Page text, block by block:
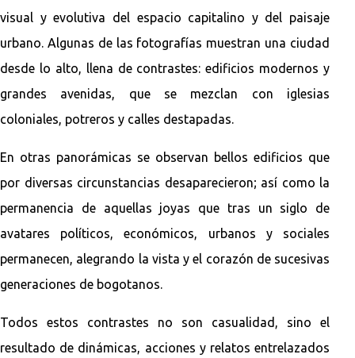
visual y evolutiva del espacio capitalino y del paisaje
urbano. Algunas de las fotografías muestran una ciudad
desde lo alto, llena de contrastes: edificios modernos y
grandes avenidas, que se mezclan con iglesias
coloniales, potreros y calles destapadas.
En otras panorámicas se observan bellos edificios que
por diversas circunstancias desaparecieron; así como la
permanencia de aquellas joyas que tras un siglo de
avatares políticos, económicos, urbanos y sociales
permanecen, alegrando la vista y el corazón de sucesivas
generaciones de bogotanos.
Todos estos contrastes no son casualidad, sino el
resultado de dinámicas, acciones y relatos entrelazados